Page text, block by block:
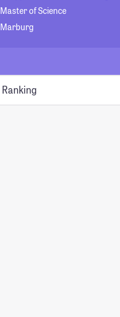
Master of Science
Marburg
Ranking